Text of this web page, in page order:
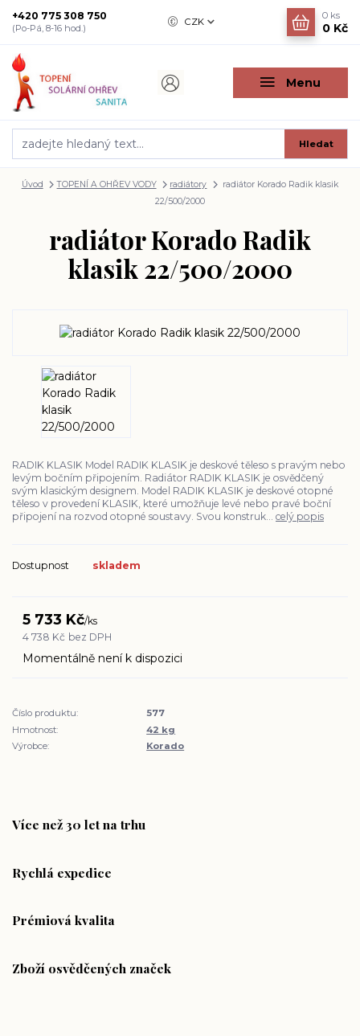
Menu
CZK
Hledat
+420 775 308 750
(Po-Pá, 8-16 hod.)
0 ks
0 Kč
Úvod TOPENÍ A OHŘEV VODY radiátory
radiátor Korado Radik klasik
22/500/2000
radiátor Korado Radik
klasik 22/500/2000
RADIK KLASIK Model RADIK KLASIK je deskové těleso s pravým nebo
levým bočním připojením. Radiátor RADIK KLASIK je osvědčený
svým klasickým designem. Model RADIK KLASIK je deskové otopné
těleso v provedení KLASIK, které umožňuje levé nebo pravé boční
připojení na rozvod otopné soustavy. Svou konstruk... celý popis
Dostupnost skladem
5 733 Kč/ks
4 738 Kč bez DPH
Momentálně není k dispozici
Číslo produktu:
577
Hmotnost:
42 kg
Výrobce:
Korado
Více než 30 let na trhu
Rychlá expedice
Prémiová kvalita
Zboží osvědčených značek